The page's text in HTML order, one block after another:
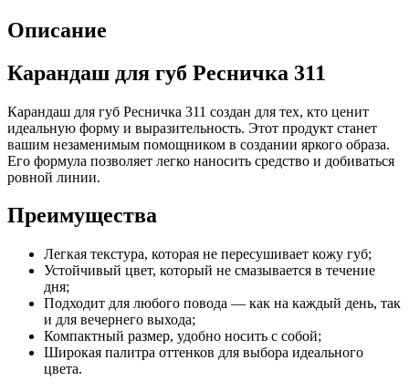
Описание
Карандаш для губ Ресничка 311
Карандаш для губ Ресничка 311 создан для тех, кто ценит
идеальную форму и выразительность. Этот продукт станет
вашим незаменимым помощником в создании яркого образа.
Его формула позволяет легко наносить средство и добиваться
ровной линии.
Преимущества
Легкая текстура, которая не пересушивает кожу губ;
Устойчивый цвет, который не смазывается в течение
дня;
Подходит для любого повода — как на каждый день, так
и для вечернего выхода;
Компактный размер, удобно носить с собой;
Широкая палитра оттенков для выбора идеального
цвета.